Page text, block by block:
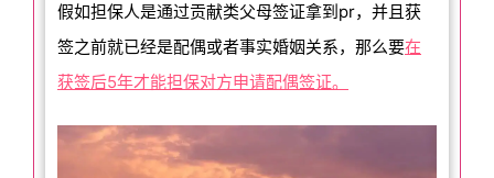
假如担保人是通过贡献类父母签证拿到pr，并且获
签之前就已经是配偶或者事实婚姻关系，那么要在
获签后5年才能担保对方申请配偶签证。